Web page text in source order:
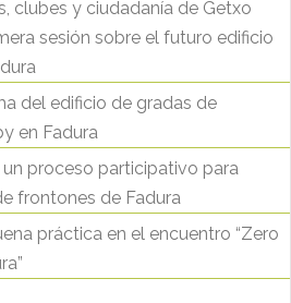
clubes y ciudadanía de Getxo
sesión sobre el futuro edificio
del edificio de gradas de
en Fadura
un proceso participativo para
frontones de Fadura
práctica en el encuentro “Zero